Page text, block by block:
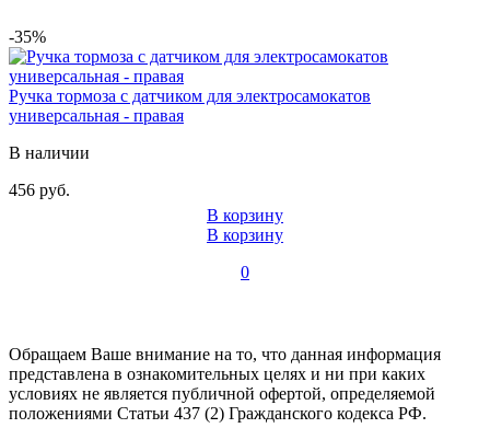
-35%
Ручка тормоза с датчиком для электросамокатов
универсальная - правая
В наличии
456 руб.
В корзину
В корзину
0
Обращаем Ваше внимание на то, что данная информация
представлена в ознакомительных целях и ни при каких
условиях не является публичной офертой, определяемой
положениями Статьи 437 (2) Гражданского кодекса РФ.